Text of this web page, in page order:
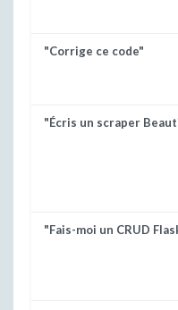
"Corrige ce code"
"Écris un scraper
"Fais-moi un CRUD